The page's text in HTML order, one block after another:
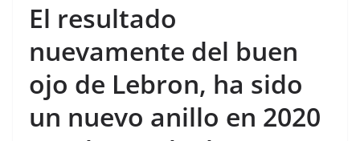
El resultado
nuevamente del buen
ojo de Lebron, ha sido
un nuevo anillo en 2020